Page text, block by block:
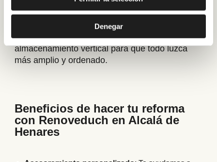
Denegar
Optimizamos cada rincón con soluciones
inteligentes: muebles suspendidos, platos de
ducha a ras de suelo, tonos claros y
almacenamiento vertical para que todo luzca
más amplio y ordenado.
Beneficios de hacer tu reforma
con Renoveduch en Alcalá de
Henares